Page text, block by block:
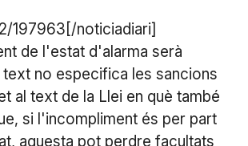
197963[/noticiadiari]
de l'estat d'alarma serà
text no especifica les sancions
al text de la Llei en què també
si l'incompliment és per part
aquesta pot perdre facultats